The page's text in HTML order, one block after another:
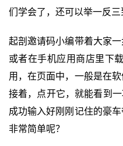
们学会了，还可以举一反三
起剖邀请码小编带着大家
或者在手机应用商店里下
用，在页面中，一般是在
接着，点开它，就能看到
成功输入好刚刚记住的豪
非常简单呢？